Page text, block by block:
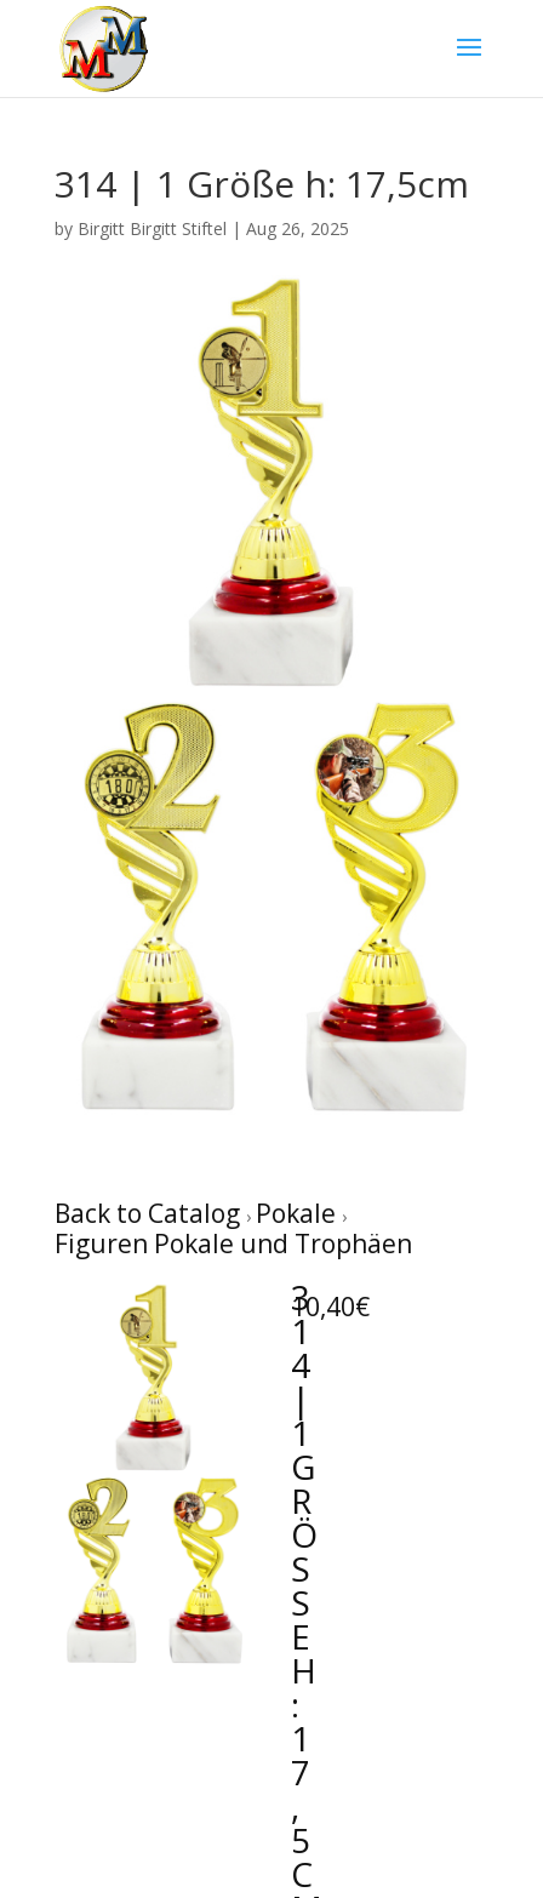
314 | 1 Größe h: 17,5cm
by Birgitt Birgitt Stiftel | Aug 26, 2025
Back to Catalog Pokale
Figuren Pokale und Trophäen
3
1
4
|
1
G
R
Ö
SS
E
H
:
1
7
,
5
C
M
10,40€